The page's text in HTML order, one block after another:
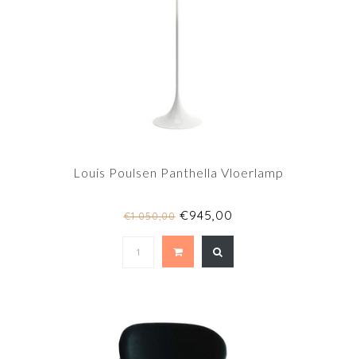
Louis Poulsen Panthella Vloerlamp
€1.050,00€945,00